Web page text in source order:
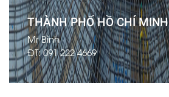
THÀNH PHỐ HỒ CHÍ MINH
Mr Bình
ĐT: 091 222 4669